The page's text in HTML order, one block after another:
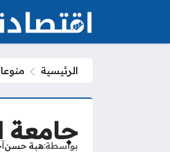
الرئيسية
جامعة
بواسطةهبة حسن